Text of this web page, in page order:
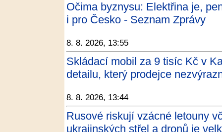
Očima byznysu: Elektřina je,
i pro Česko - Seznam Zprávy
8. 8. 2026, 13:55
Skládací mobil za 9 tisíc Kč v
detailu, který prodejce
8. 8. 2026, 13:44
Rusové riskují vzácné letouny
ukrajinských střel a dronů je